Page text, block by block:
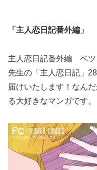
「主人恋日記番外編」
主人恋日記番外編 ベツ
先生の「主人恋日記」
届けいたします！なん
る大好きなマンガです。